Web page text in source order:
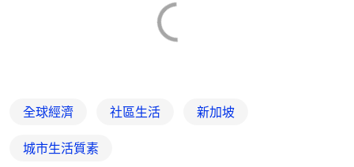
全球經濟 社區生活 新加坡
城市生活質素